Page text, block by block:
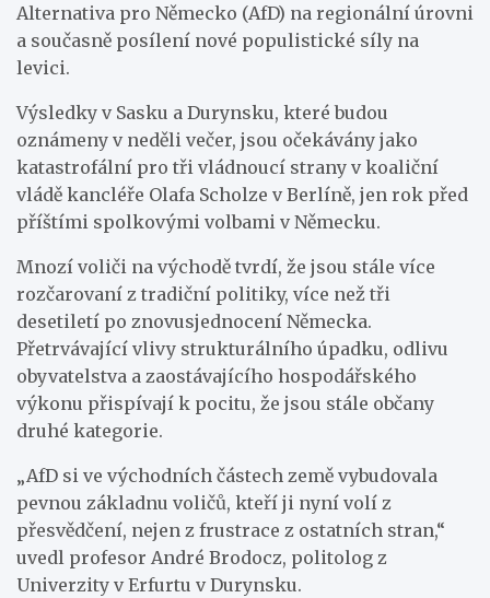
Alternativa pro Německo (AfD) na regionální úrovni
a současně posílení nové populistické síly na
levici.
Výsledky v Sasku a Durynsku, které budou
oznámeny v neděli večer, jsou očekávány jako
katastrofální pro tři vládnoucí strany v koaliční
vládě kancléře Olafa Scholze v Berlíně, jen rok před
příštími spolkovými volbami v Německu.
Mnozí voliči na východě tvrdí, že jsou stále více
rozčarovaní z tradiční politiky, více než tři
desetiletí po znovusjednocení Německa.
Přetrvávající vlivy strukturálního úpadku, odlivu
obyvatelstva a zaostávajícího hospodářského
výkonu přispívají k pocitu, že jsou stále občany
druhé kategorie.
„AfD si ve východních částech země vybudovala
pevnou základnu voličů, kteří ji nyní volí z
přesvědčení, nejen z frustrace z ostatních stran,“
uvedl profesor André Brodocz, politolog z
Univerzity v Erfurtu v Durynsku.